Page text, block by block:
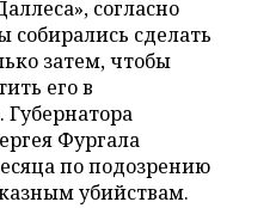
согласно
сделать
затем, чтобы
его в
Губернатора
Фургала
по подозрению
убийствам.